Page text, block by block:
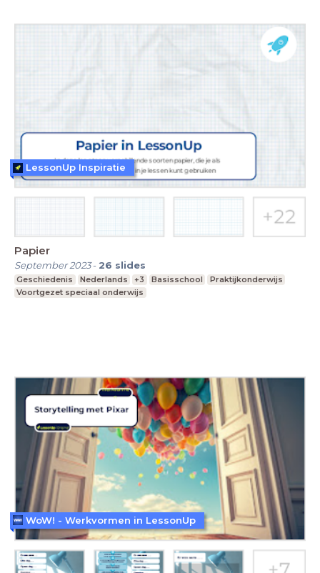
Papier
September 2023- 26 slides
Geschiedenis Nederlands +3 Basisschool
Praktijkonderwijs
Voortgezet speciaal onderwijs
LessonUp Inspiratie
WoW! - Werkvormen in LessonUp